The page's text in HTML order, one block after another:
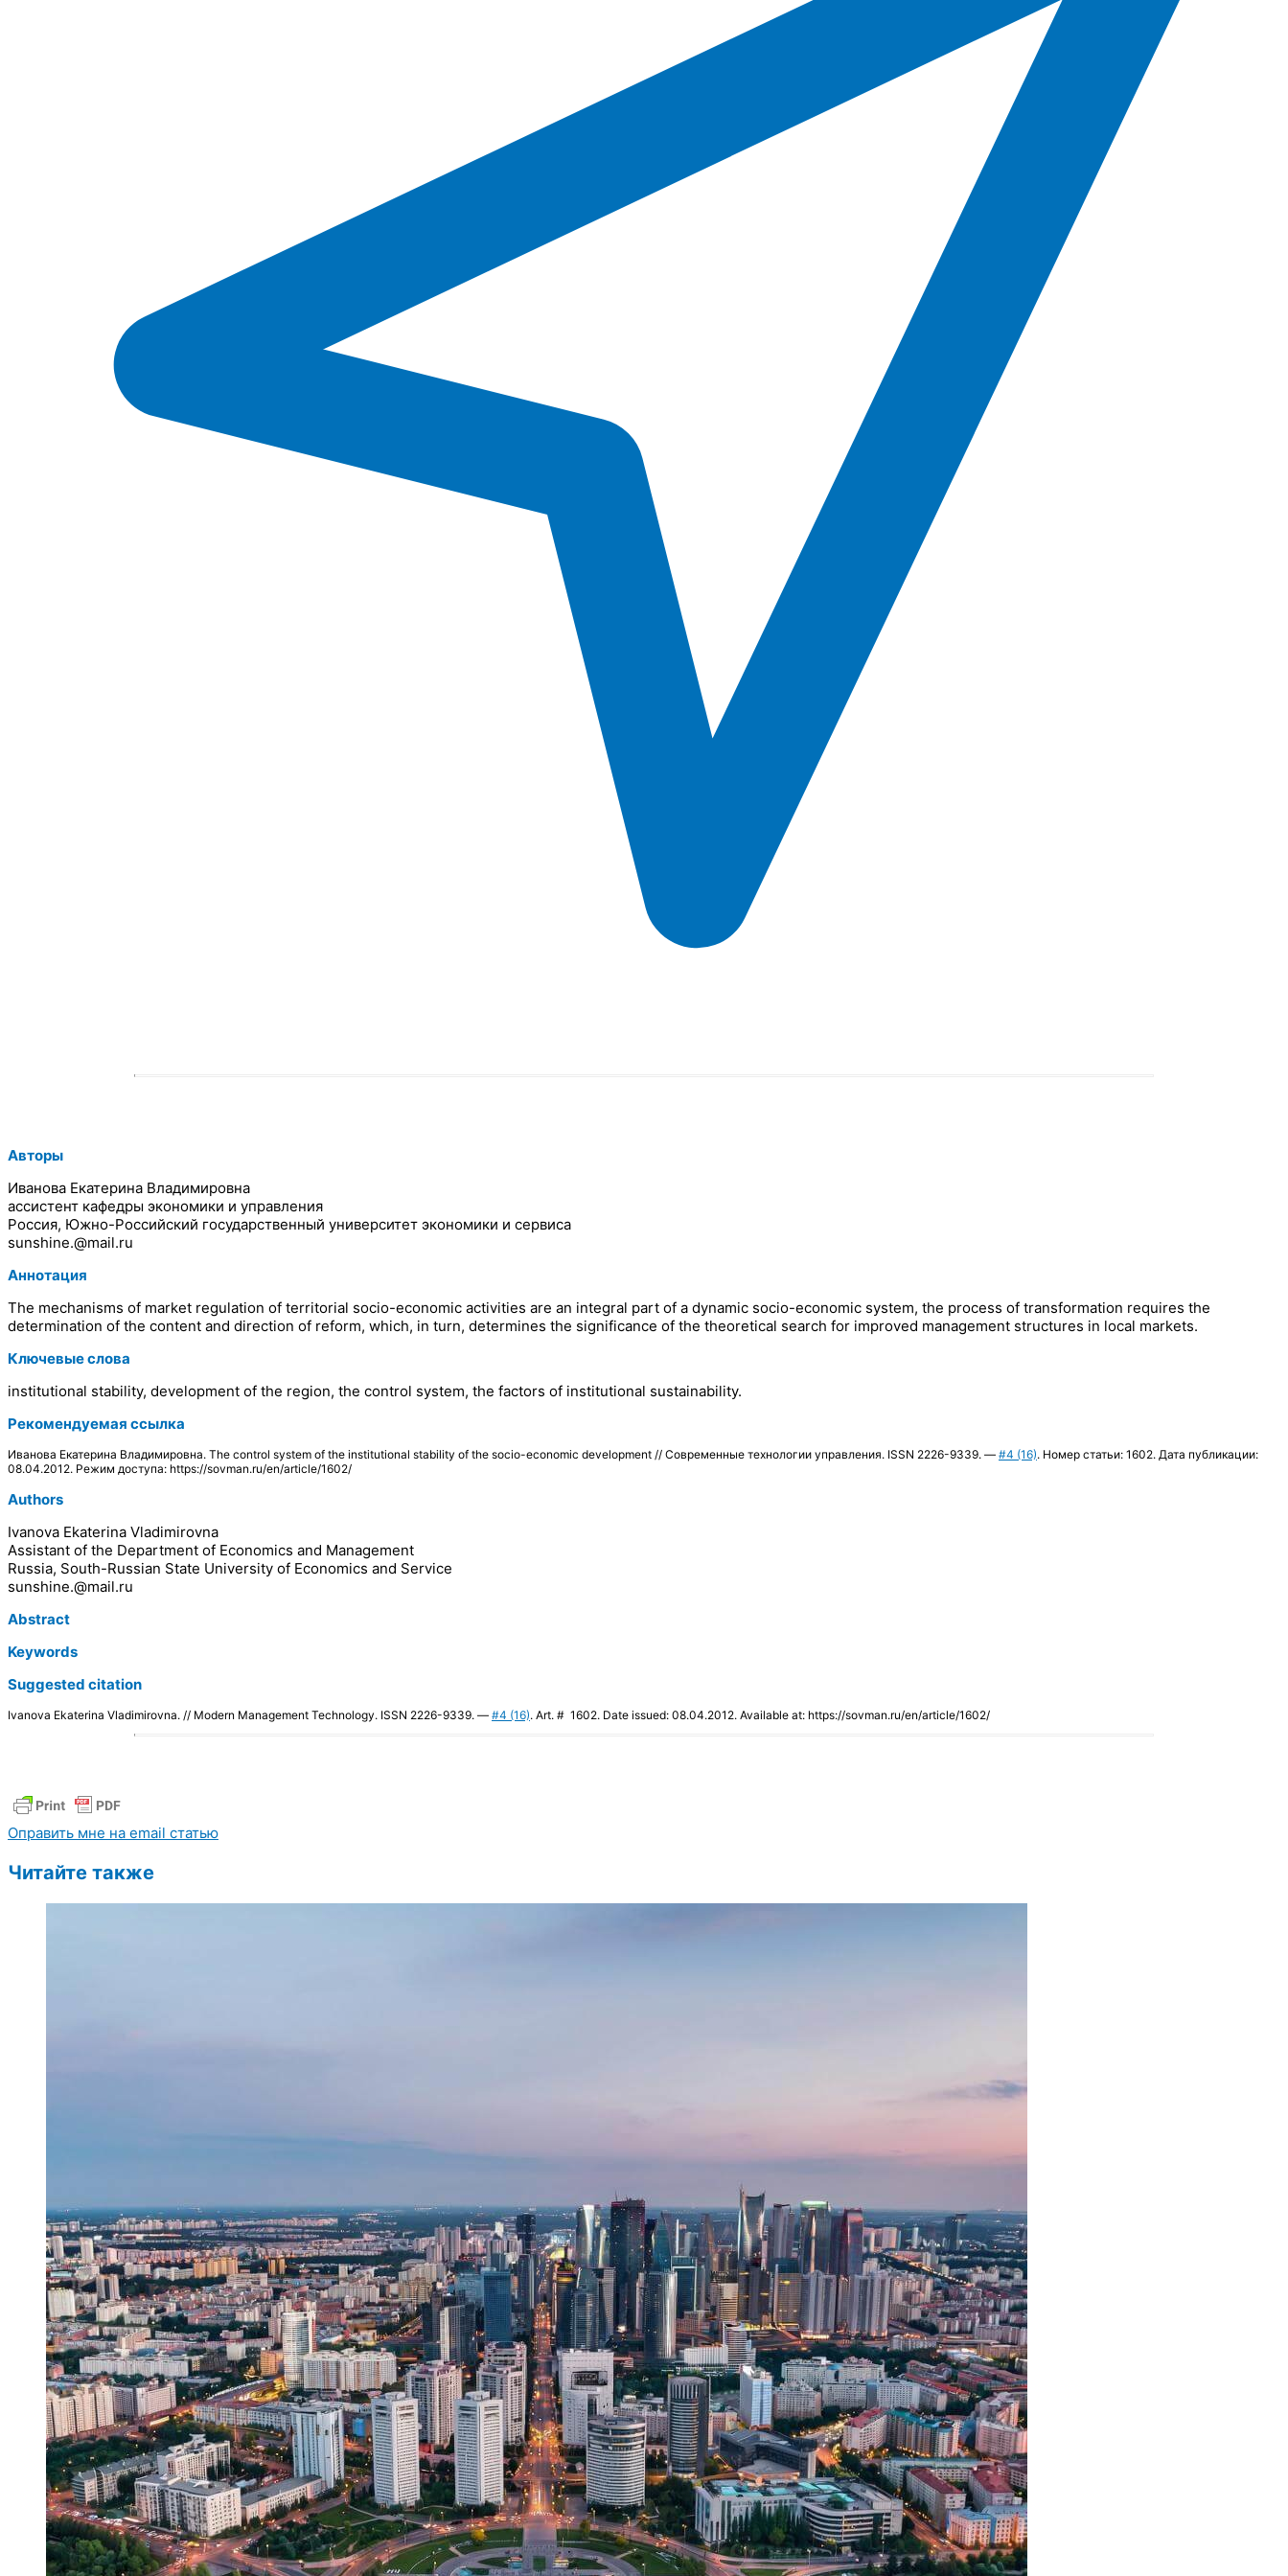
Авторы
Иванова Екатерина Владимировна
ассистент кафедры экономики и управления
Россия, Южно-Российский государственный университет экономики и сервиса
sunshine.@mail.ru
Аннотация
The mechanisms of market regulation of territorial socio-economic activities are an integral part of a dynamic socio-economic system, the process of transformation requires the
determination of the content and direction of reform, which, in turn, determines the significance of the theoretical search for improved management structures in local markets.
Ключевые слова
institutional stability, development of the region, the control system, the factors of institutional sustainability.
Рекомендуемая ссылка
Иванова Екатерина Владимировна. The control system of the institutional stability of the socio-economic development // Современные технологии управления. ISSN 2226-9339. — #4 (16). Номер статьи: 1602. Дата публикации:
08.04.2012. Режим доступа: https://sovman.ru/en/article/1602/
Authors
Ivanova Ekaterina Vladimirovna
Assistant of the Department of Economics and Management
Russia, South-Russian State University of Economics and Service
sunshine.@mail.ru
Abstract
Keywords
Suggested citation
Ivanova Ekaterina Vladimirovna. // Modern Management Technology. ISSN 2226-9339. — #4 (16). Art. # 1602. Date issued: 08.04.2012. Available at: https://sovman.ru/en/article/1602/
Оправить мне на email статью
Читайте также